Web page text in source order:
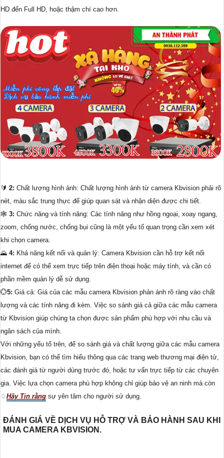
HD đến Full HD, hoặc thậm chí cao hơn.
🔰 2: Chất lượng hình ảnh: Chất lượng hình ảnh từ camera Kbvision phải rõ
nét, màu sắc trung thực để giúp quan sát và nhận diện được chi tiết.
🕸️ 3: Chức năng và tính năng: Các tính năng như hồng ngoại, xoay ngang,
zoom, chống nước, chống bụi cũng là một yếu tố quan trọng cần xem xét
khi chọn camera.
🌄 4: Khả năng kết nối và quản lý: Camera Kbvision cần hỗ trợ kết nối
internet để có thể xem trực tiếp trên điện thoại hoặc máy tính, và cần có
phần mềm quản lý dễ sử dụng.
💮5: Giá cả: Giá của các mẫu camera Kbvision phản ánh rõ ràng vào chất
lượng và các tính năng đi kèm. Việc so sánh giá cả giữa các mẫu camera
từ Kbvision giúp chúng ta chọn được sản phẩm phù hợp với nhu cầu và
ngân sách của mình.
Với những yếu tố trên, để so sánh giá và chất lượng giữa các mẫu camera
Kbvision, bạn có thể tìm hiểu thông qua các trang web thương mại điện tử,
các đánh giá từ người dùng trước đó, hoặc tư vấn trực tiếp từ các chuyên
gia. Việc lựa chọn camera phù hợp không chỉ giúp bảo vệ an ninh mà còn
♢Hãy Tin rằng sự yên tâm cho người sử dụng.
ĐÁNH GIÁ VỀ DỊCH VỤ HỖ TRỢ VÀ BẢO HÀNH SAU KHI
MUA CAMERA KBVISION.